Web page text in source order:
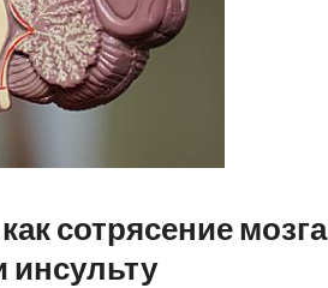
сотрясение мозга
инсульту